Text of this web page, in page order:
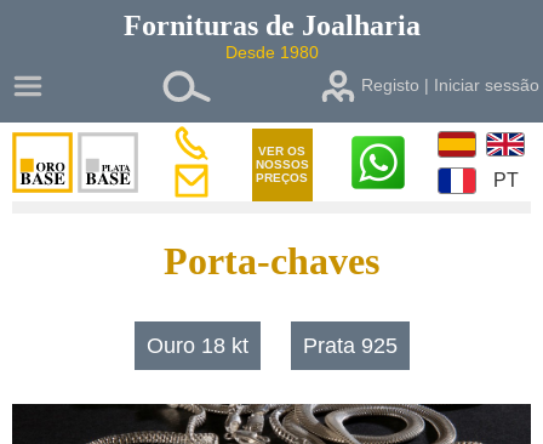
Fornituras de Joalharia
Desde 1980
Registo | Iniciar sessão
VER OS
NOSSOS
PREÇOS
PT
Porta-chaves
Ouro 18 kt Prata 925